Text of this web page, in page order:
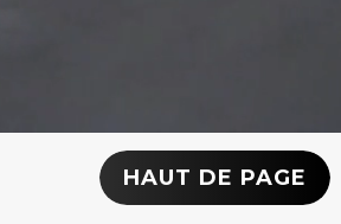
HAUT DE PAGE